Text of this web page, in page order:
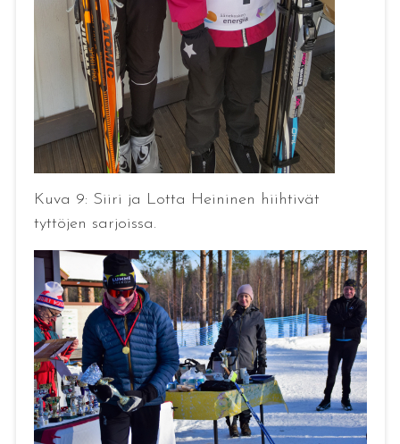
Kuva 9: Siiri ja Lotta Heininen hiihtivät
tyttöjen sarjoissa.